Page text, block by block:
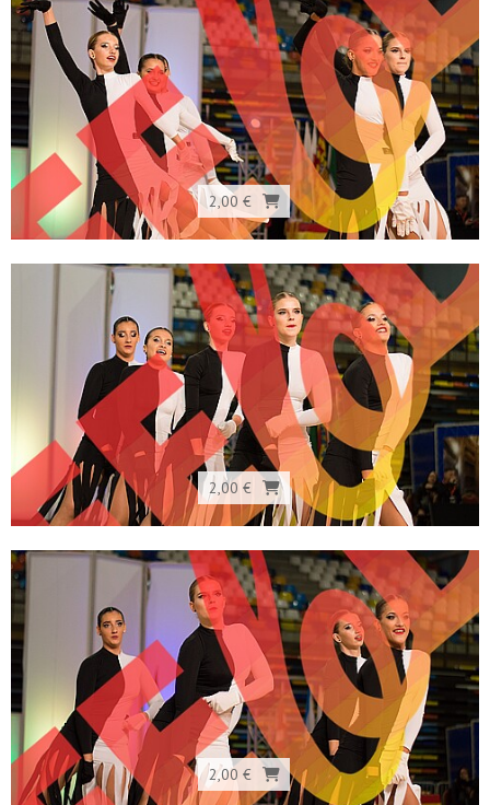
2,00 €
2,00 €
2,00 €